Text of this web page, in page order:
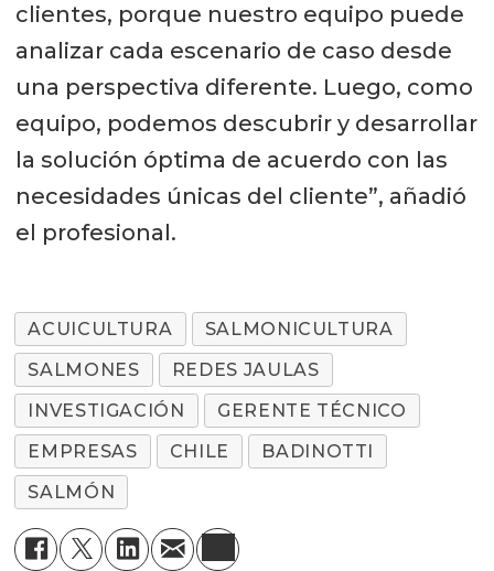
clientes, porque nuestro equipo puede
analizar cada escenario de caso desde
una perspectiva diferente. Luego, como
equipo, podemos descubrir y desarrollar
la solución óptima de acuerdo con las
necesidades únicas del cliente”, añadió
el profesional.
ACUICULTURA
SALMONICULTURA
SALMONES
REDES JAULAS
INVESTIGACIÓN
GERENTE TÉCNICO
EMPRESAS
CHILE
BADINOTTI
SALMÓN